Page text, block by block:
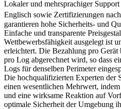
Lokaler und mehrsprachiger Support
Englisch sowie Zertifizierungen
garantieren hohe Sicherheits- und
Einfache und transparente
Wettbewerbsfähigkeit ausgelegt ist
erleichtert. Die Bezahlung pro Gerät
pro Log abgerechnet wird, so dass
Logs für denselben Perimeter
Die hochqualifizierten Experten der
einen wesentlichen Mehrwert,
und eine wirksame Reaktion auf
optimale Sicherheit der Umgebung